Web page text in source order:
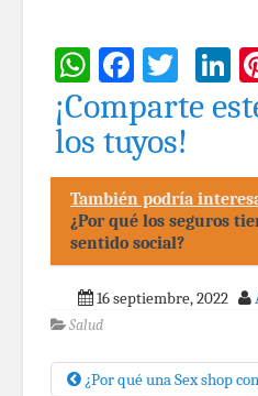
WhatsApp
¡Comparte
los tuyos!
También podría
¿Por qué los seguros
sentido social?
16 septiembre, 2022
Salud
¿Por qué una Sex shop